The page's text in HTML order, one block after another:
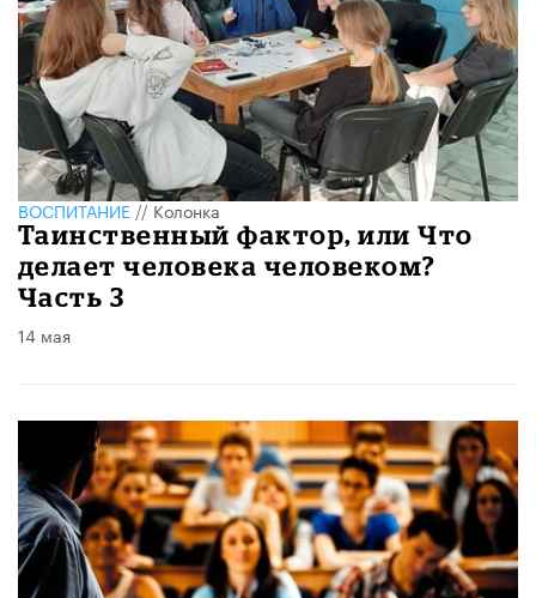
ВОСПИТАНИЕ//Колонка
Таинственный фактор, или Что
делает человека человеком?
Часть 3
14 мая